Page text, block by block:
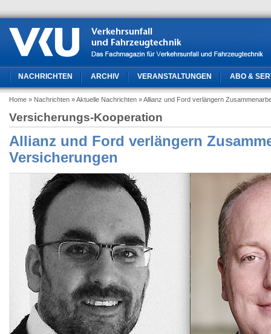
NACHRICHTEN ARCHIV VERANSTALTUNGEN ABO &
Home » Nachrichten » Aktuelle Nachrichten » Allianz und Ford verlängern
Versicherungs-Kooperation
Allianz und Ford verlängern
Versicherungen